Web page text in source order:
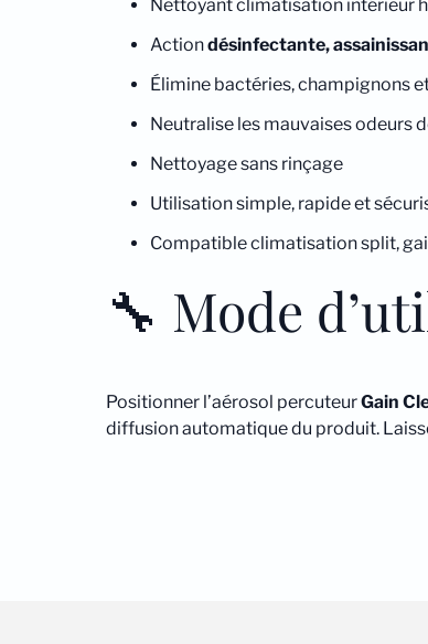
Nettoyant climatisation intérieur
Actiondésinfectante,
Élimine bactéries, champignons
Neutralise les mauvaises odeurs
Nettoyage sans rinçage
Utilisation simple, rapide et
Compatible climatisation split,
🔧 Mode
Positionner l’aérosol percuteurGain
diffusion automatique du produit.